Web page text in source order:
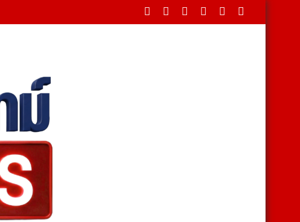
วเมืองแม่ฮ่องสอนไป อ.ปางมะผ้า + อ.ปาย รถผ่านไม่ได้ทุกชนิด